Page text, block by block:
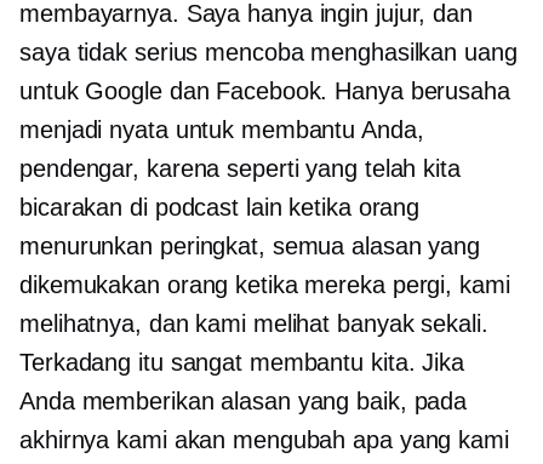
membayarnya. Saya hanya ingin jujur, dan
saya tidak serius mencoba menghasilkan uang
untuk Google dan Facebook. Hanya berusaha
menjadi nyata untuk membantu Anda,
pendengar, karena seperti yang telah kita
bicarakan di podcast lain ketika orang
menurunkan peringkat, semua alasan yang
dikemukakan orang ketika mereka pergi, kami
melihatnya, dan kami melihat banyak sekali.
Terkadang itu sangat membantu kita. Jika
Anda memberikan alasan yang baik, pada
akhirnya kami akan mengubah apa yang kami